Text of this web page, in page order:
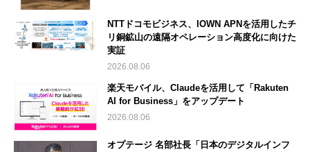
NTTドコモビジネス、IOWN APNを活用したチ
リ銅鉱山の遠隔オペレーション高度化に向けた
実証
2026.08.06
楽天モバイル、Claudeを活用して「Rakuten
AI for Business」をアップデート
2026.08.06
オプテージ 名部社長「日本のデジタルインフ